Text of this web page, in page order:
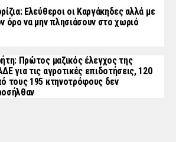
Ελεύθεροι οι Καργάκηδες αλλά με
όρο να μην πλησιάσουν στο χωριό
Πρώτος μαζικός έλεγχος της
για τις αγροτικές επιδοτήσεις, 120
τους 195 κτηνοτρόφους δεν